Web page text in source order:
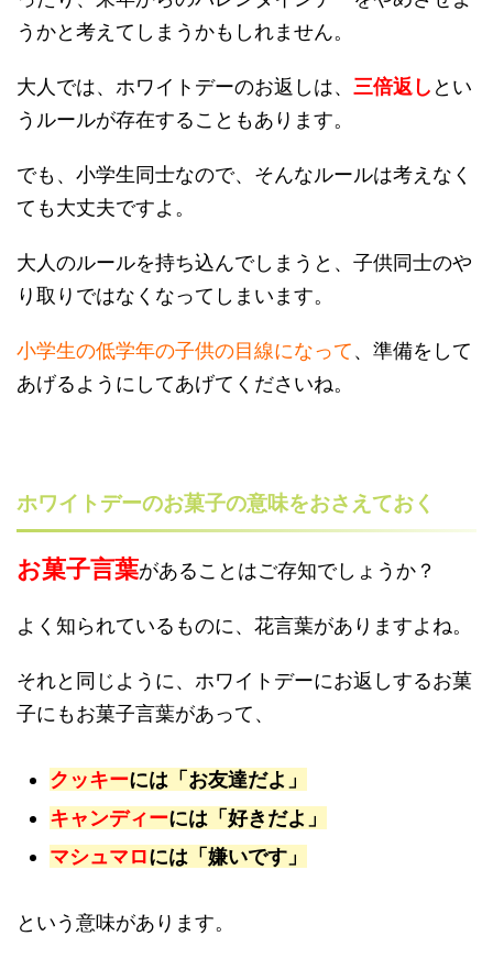
うかと考えてしまうかもしれません。
大人では、ホワイトデーのお返しは、 三倍返し とい
うルールが存在することもあります。
でも、小学生同士なので、そんなルールは考えなく
ても大丈夫ですよ。
大人のルールを持ち込んでしまうと、子供同士のや
り取りではなくなってしまいます。
小学生の低学年の子供の目線になって、準備をして
あげるようにしてあげてくださいね。
ホワイトデーのお菓子の意味をおさえておく
お菓子言葉があることはご存知でしょうか？
よく知られているものに、花言葉がありますよね。
それと同じように、ホワイトデーにお返しするお菓
子にもお菓子言葉があって、
クッキーには「お友達だよ」
キャンディーには「好きだよ」
マシュマロには「嫌いです」
という意味があります。